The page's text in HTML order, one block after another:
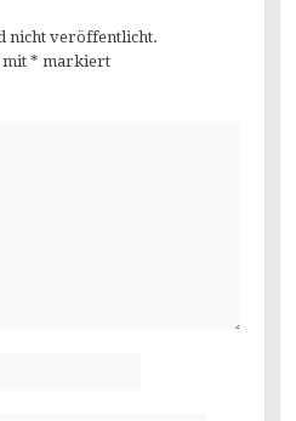
nicht veröffentlicht.
mit * markiert